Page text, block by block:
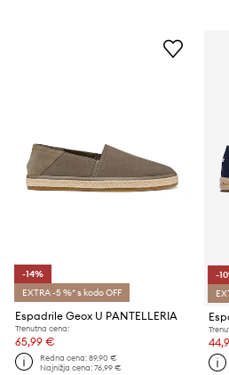
-14%
EXTRA -5 %* s kodo OFF
Espadrile Geox U PANTELLERIA
Trenutna cena:
65,99 €
Redna cena:89,90 €
Najnižja cena:76,99 €
-